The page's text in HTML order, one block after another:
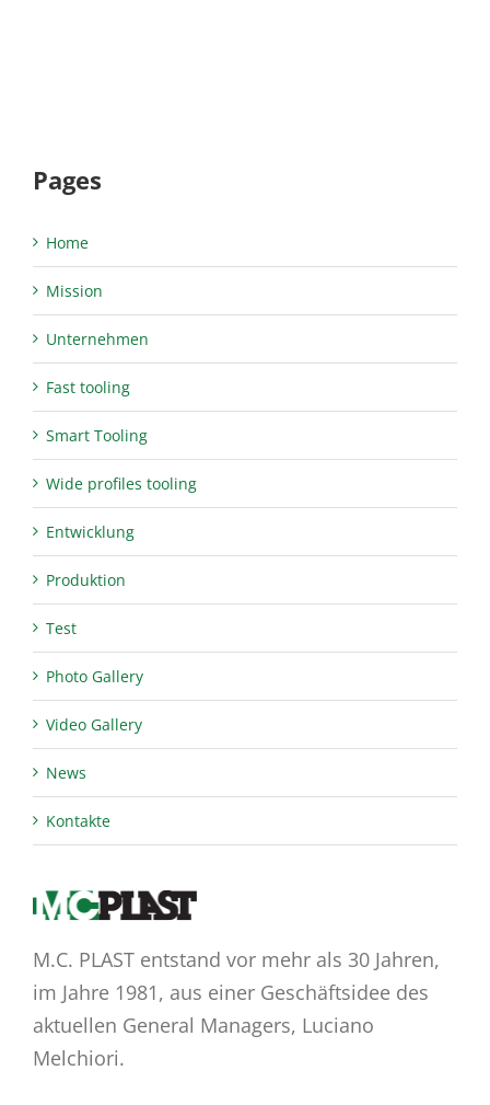
Pages
Home
Mission
Unternehmen
Fast tooling
Smart Tooling
Wide profiles tooling
Entwicklung
Produktion
Test
Photo Gallery
Video Gallery
News
Kontakte
M.C. PLAST entstand vor mehr als 30 Jahren,
im Jahre 1981, aus einer Geschäftsidee des
aktuellen General Managers, Luciano
Melchiori.